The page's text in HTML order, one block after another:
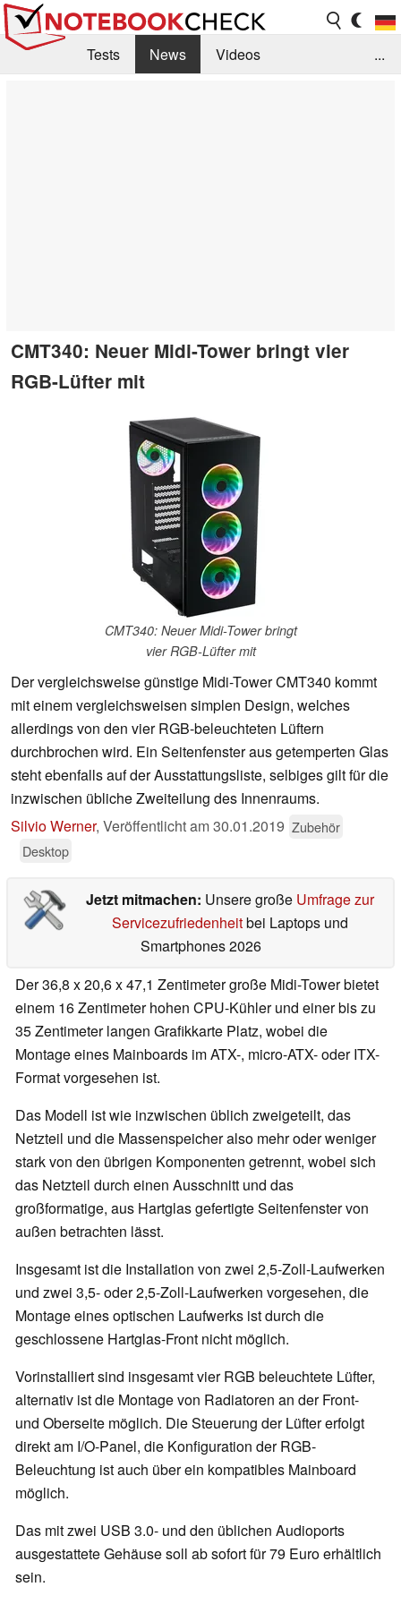
Tests News
Videos
...
CMT340: Neuer Midi-Tower bringt vier
RGB-Lüfter mit
CMT340: Neuer Midi-Tower bringt
vier RGB-Lüfter mit
Der vergleichsweise günstige Midi-Tower CMT340 kommt
mit einem vergleichsweisen simplen Design, welches
allerdings von den vier RGB-beleuchteten Lüftern
durchbrochen wird. Ein Seitenfenster aus getemperten Glas
steht ebenfalls auf der Ausstattungsliste, selbiges gilt für die
inzwischen übliche Zweiteilung des Innenraums.
Silvio Werner, Veröffentlicht am30.01.2019 Zubehör
Desktop
Jetzt mitmachen: Unsere große Umfrage zur
Servicezufriedenheitbei Laptops und
Smartphones 2026
Der 36,8 x 20,6 x 47,1 Zentimeter große Midi-Tower bietet
einem 16 Zentimeter hohen CPU-Kühler und einer bis zu
35 Zentimeter langen Grafikkarte Platz, wobei die
Montage eines Mainboards im ATX-, micro-ATX- oder ITX-
Format vorgesehen ist.
Das Modell ist wie inzwischen üblich zweigeteilt, das
Netzteil und die Massenspeicher also mehr oder weniger
stark von den übrigen Komponenten getrennt, wobei sich
das Netzteil durch einen Ausschnitt und das
großformatige, aus Hartglas gefertigte Seitenfenster von
außen betrachten lässt.
Insgesamt ist die Installation von zwei 2,5-Zoll-Laufwerken
und zwei 3,5- oder 2,5-Zoll-Laufwerken vorgesehen, die
Montage eines optischen Laufwerks ist durch die
geschlossene Hartglas-Front nicht möglich.
Vorinstalliert sind insgesamt vier RGB beleuchtete Lüfter,
alternativ ist die Montage von Radiatoren an der Front-
und Oberseite möglich. Die Steuerung der Lüfter erfolgt
direkt am I/O-Panel, die Konfiguration der RGB-
Beleuchtung ist auch über ein kompatibles Mainboard
möglich.
Das mit zwei USB 3.0- und den üblichen Audioports
ausgestattete Gehäuse soll ab sofort für 79 Euro erhältlich
sein.